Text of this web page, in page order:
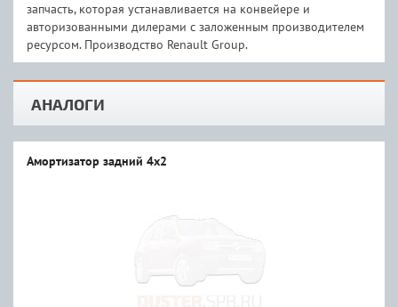
запчасть, которая устанавливается на конвейере и
авторизованными дилерами с заложенным производителем
ресурсом. Производство Renault Group.
АНАЛОГИ
Амортизатор задний 4х2